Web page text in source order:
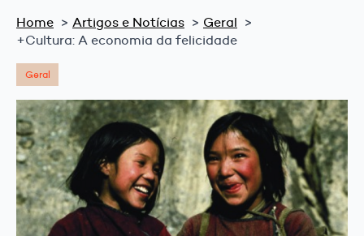
Home Artigos e Notícias
Geral
+Cultura: A economia da felicidade
Geral